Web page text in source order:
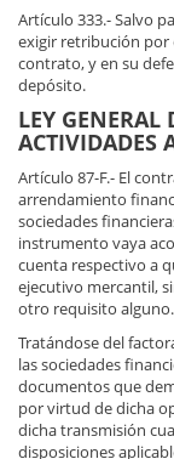
Artículo 333.- Salvo
exigir retribución por
contrato, y en su
depósito.
LEY GENERAL
ACTIVIDADES
Artículo 87-F.- El
arrendamiento
sociedades
instrumento vaya
cuenta respectivo a
ejecutivo mercantil,
otro requisito alguno.
Tratándose del
las sociedades
documentos que
por virtud de dicha
dicha transmisión
disposiciones